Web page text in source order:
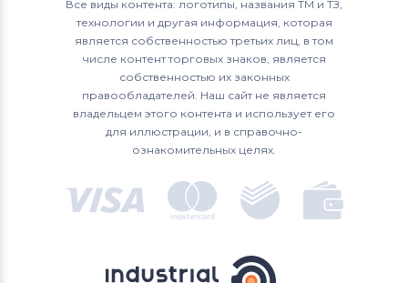
Все виды контента: логотипы, названия ТМ и ТЗ,
технологии и другая информация, которая
является собственностью третьих лиц, в том
числе контент торговых знаков, является
собственностью их законных
правообладателей. Наш сайт не является
владельцем этого контента и использует его
для иллюстрации, и в справочно-
ознакомительных целях.